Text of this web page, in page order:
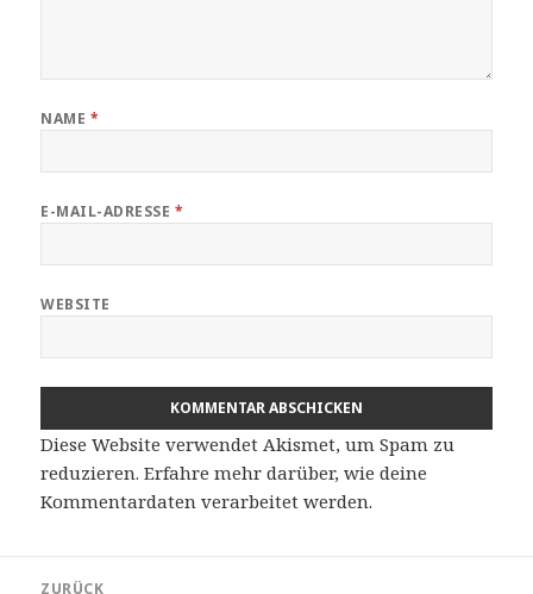
NAME *
E-MAIL-ADRESSE *
WEBSITE
Diese Website verwendet Akismet, um Spam zu
reduzieren.Erfahre mehr darüber, wie deine
Kommentardaten verarbeitet werden.
ZURÜCK